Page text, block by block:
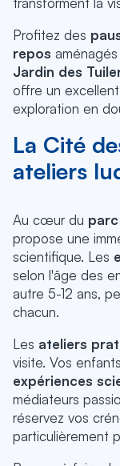
Profitez des
repos
Jardin des
offre un
exploration en
La Cité
ateliers
Au cœur du
propose une
scientifique. Les
selon l'âge des
autre 5-12 ans,
chacun.
Les ateliers
visite. Vos
expériences
médiateurs
réservez vos
particulièrement